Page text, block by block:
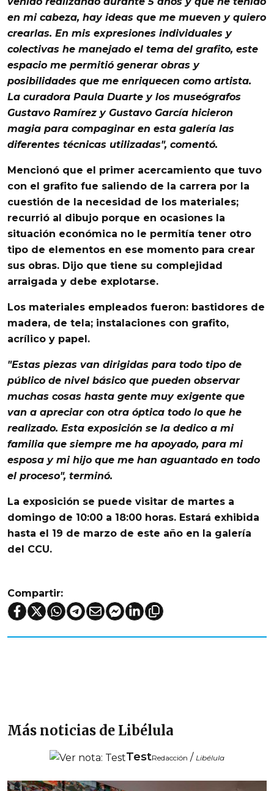
en mi cabeza, hay ideas que me mueven y quiero
crearlas. En mis expresiones individuales y
colectivas he manejado el tema del grafito, este
espacio me permitió generar obras y
posibilidades que me enriquecen como artista.
La curadora Paula Duarte y los museógrafos
Gustavo Ramírez y Gustavo García hicieron
magia para compaginar en esta galería las
diferentes técnicas utilizadas", comentó.
Mencionó que el primer acercamiento que tuvo
con el grafito fue saliendo de la carrera por la
cuestión de la necesidad de los materiales;
recurrió al dibujo porque en ocasiones la
situación económica no le permitía tener otro
tipo de elementos en ese momento para crear
sus obras. Dijo que tiene su complejidad
arraigada y debe explotarse.
Los materiales empleados fueron: bastidores de
madera, de tela; instalaciones con grafito,
acrílico y papel .
"Estas piezas van dirigidas para todo tipo de
público de nivel básico que pueden observar
muchas cosas hasta gente muy exigente que
van a apreciar con otra óptica todo lo que he
realizado. Esta exposición se la dedico a mi
familia que siempre me ha apoyado, para mi
esposa y mi hijo que me han aguantado en todo
el proceso", terminó.
La exposición se puede visitar de martes a
domingo de 10:00 a 18:00 horas. Estará exhibida
hasta el 19 de marzo de este año en la galería
del CCU.
Compartir:
Más noticias de Libélula
TestRedacción / Libélula